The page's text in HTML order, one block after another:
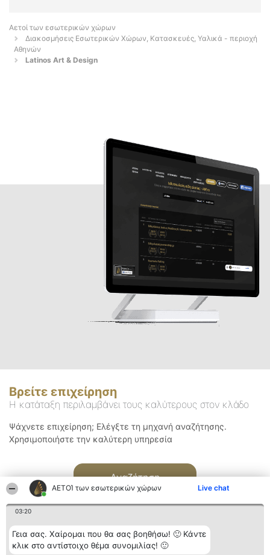
ΑΕΤΟΊ των εσωτερικών χώρων Live chat
03:20
Γεια σας. Χαίρομαι που θα σας βοηθήσω! 🙂 Κάντε
κλικ στο αντίστοιχο θέμα συνομιλίας! 🙂
Αετοί των εσωτερικών χώρων
Διακοσμήσεις Εσωτερικών Χώρων, Κατασκευές, Υαλικά - περιοχή
Αθηνών
Latinos Art & Design
Βρείτε επιχείρηση
Η κατάταξη περιλαμβάνει τους καλύτερους στον κλάδο
Ψάχνετε επιχείρηση; Ελέγξτε τη μηχανή αναζήτησης.
Χρησιμοποιήστε την καλύτερη υπηρεσία
Αναζήτηση